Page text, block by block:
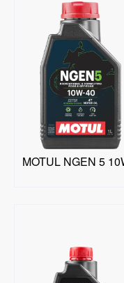
MOTUL NGEN 5